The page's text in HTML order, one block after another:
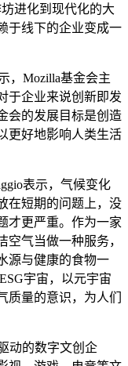
进化到现代化的大
于线下的企业变成一
，Mozilla基金会主
于企业来说创新即发
会的发展目标是创造
更好地影响人类生活
表示，气候变化
在短期的问题上，没
才更严重。作为一家
气当做一种服务，
源与健康的食物一
宇宙，以元宇宙
质量的意识，为人们
动的数字文创企